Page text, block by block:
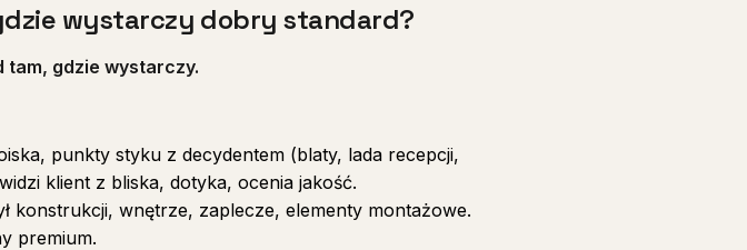
wystarczy dobry standard?
tam, gdzie wystarczy.
punkty styku z decydentem (blaty, lada recepcji,
klient z bliska, dotyka, ocenia jakość.
konstrukcji, wnętrze, zaplecze, elementy montażowe.
premium.